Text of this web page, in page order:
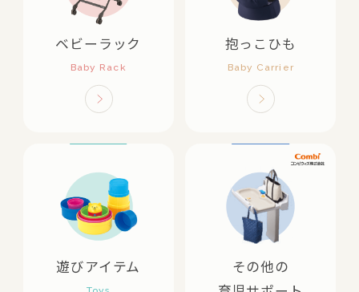
ベビーラック 抱っこひも
遊びアイテム
その他の